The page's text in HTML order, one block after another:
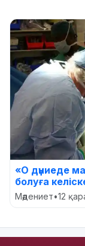
«О дүниеде
болуға
Мәдениет•12